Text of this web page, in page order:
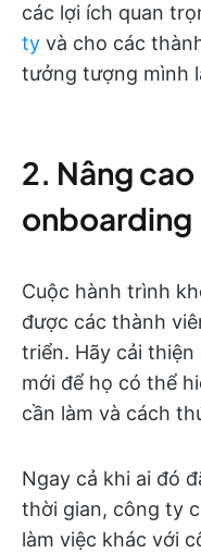
các lợi ích quan
ty và cho các
tưởng tượng mình
2. Nâng
onboarding
Cuộc hành trình
được các thành
triển. Hãy cải
mới để họ có thể
cần làm và cách
Ngay cả khi ai đó
thời gian, công ty
làm việc khác với